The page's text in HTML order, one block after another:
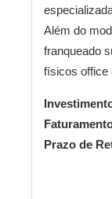
Além do
franqueado
físicos office
Prazo de